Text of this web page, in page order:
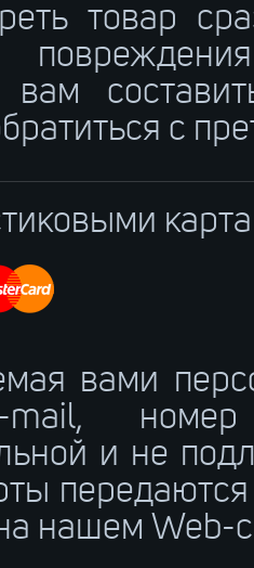
товар
вам
с
вами
mail,
и не
нашем Web-